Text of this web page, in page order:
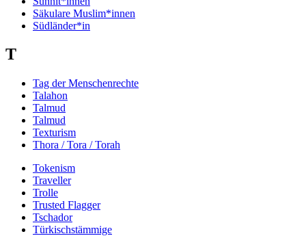
Säkulare Muslim*innen
Südländer*in
T
Tag der Menschenrechte
Talahon
Talmud
Talmud
Texturism
Thora / Tora / Torah
Tokenism
Traveller
Trolle
Trusted Flagger
Tschador
Türkischstämmige